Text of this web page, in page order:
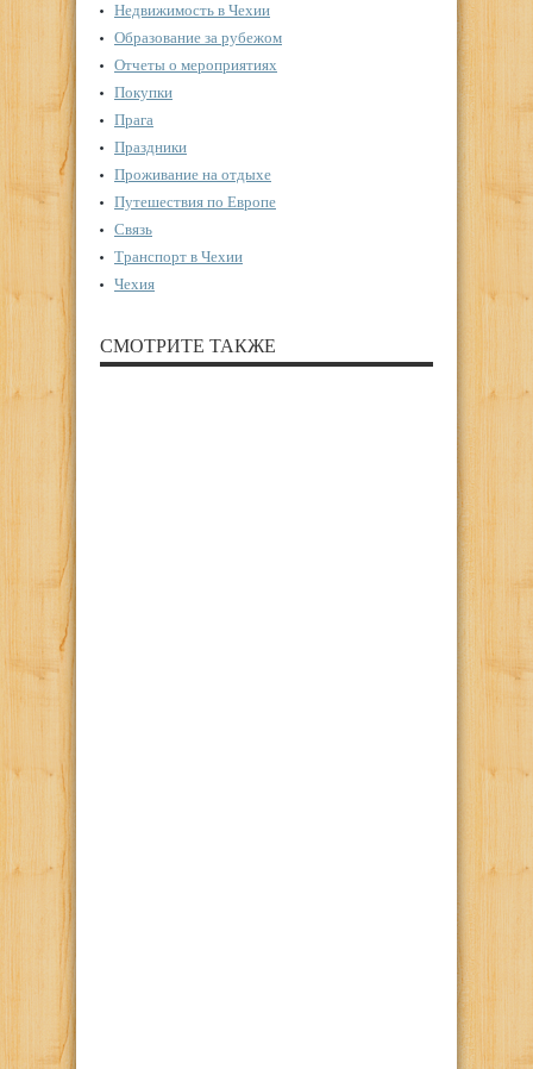
Недвижимость в Чехии
Образование за рубежом
Отчеты о мероприятиях
Покупки
Прага
Праздники
Проживание на отдыхе
Путешествия по Европе
Связь
Транспорт в Чехии
Чехия
СМОТРИТЕ ТАКЖЕ